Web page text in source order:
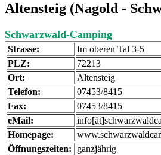
Altensteig (Nagold -
Schwarzwald-Camping
Strasse:
Im oberen Tal 3-5
PLZ:
72213
Ort:
Altensteig
Telefon:
07453/8415
Fax:
07453/8415
eMail:
Homepage:
Öffnungszeiten:
ganzjährig